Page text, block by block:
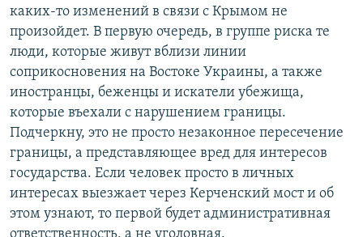
каких-то изменений в связи с Крымом не
произойдет. В первую очередь, в группе риска те
люди, которые живут вблизи линии
соприкосновения на Востоке Украины, а также
иностранцы, беженцы и искатели убежища,
которые въехали с нарушением границы.
Подчеркну, это не просто незаконное пересечение
границы, а представляющее вред для интересов
государства. Если человек просто в личных
интересах выезжает через Керченский мост и об
этом узнают, то первой будет административная